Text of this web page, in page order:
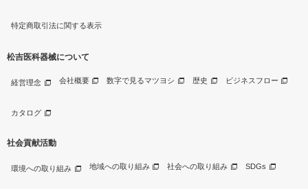
特定商取引法に関する表示
松吉医科器械について
経営理念 会社概要 数字で見るマツヨシ 歴史 ビジネスフロー
カタログ
社会貢献活動
環境への取り組み 地域への取り組み 社会への取り組み SDGs